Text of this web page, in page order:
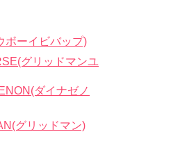
ボーイビバップ)
グリッドマンユ
ダイナゼノ
グリッドマン)